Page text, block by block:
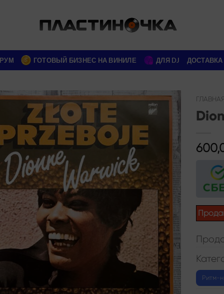
ГОТОВЫЙ БИЗНЕС НА ВИНИЛЕ ДЛЯ DJ
Ритм-